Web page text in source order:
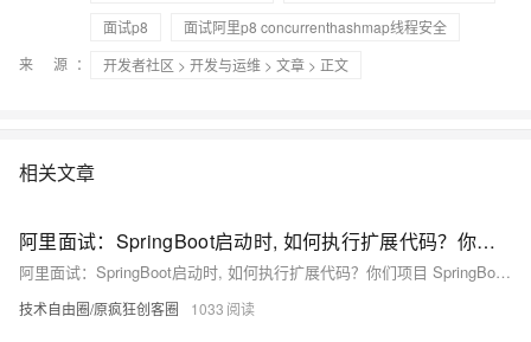
面试p8
面试阿里p8 concurrenthashmap线程安全
来 源：
开发者社区 > 开发与运维 > 文章 > 正文
相关文章
阿里面试：SpringBoot启动时, 如何执行扩展代码？你们项目 SpringBoot 进行过 哪些 扩展？
阿里面试：SpringBoot启动时, 如何执行扩展代码？你们项目 SpringBoot 进行过 哪些 扩展？
技术自由圈/原疯狂创客圈 1033